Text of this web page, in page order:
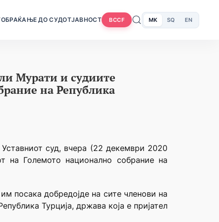
ОБРАЌАЊЕ ДО СУДОТЈАВНОСТ BCCF MK SQ EN
Мурати и судиите
на Република
суд, вчера (22 декември 2020
на Големото национално собрание на
посака добредојде на сите членови на
Турција, држава која е пријател